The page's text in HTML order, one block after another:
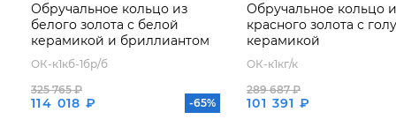
Обручальное кольцо из
белого золота с белой
керамикой и бриллиантом
ОК-к1кб-1бр/б
114 018 ₽
325 765 ₽
-65%
Обручальное кольцо
красного золота с
керамикой
ОК-к1кг/к
101 391 ₽
289 687 ₽